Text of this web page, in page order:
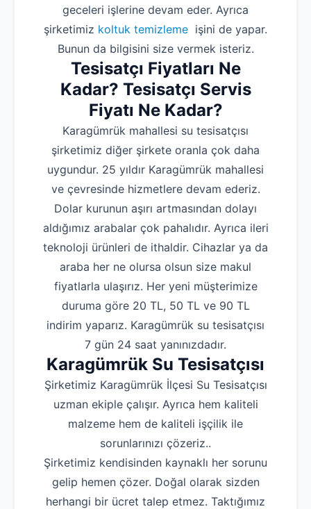
geceleri işlerine devam eder. Ayrıca
şirketimiz koltuk temizleme işini de yapar.
Bunun da bilgisini size vermek isteriz.
Tesisatçı Fiyatları Ne
Kadar? Tesisatçı Servis
Fiyatı Ne Kadar?
Karagümrük mahallesi su tesisatçısı
şirketimiz diğer şirkete oranla çok daha
uygundur. 25 yıldır Karagümrük mahallesi
ve çevresinde hizmetlere devam ederiz.
Dolar kurunun aşırı artmasından dolayı
aldığımız arabalar çok pahalıdır. Ayrıca ileri
teknoloji ürünleri de ithaldir. Cihazlar ya da
araba her ne olursa olsun size makul
fiyatlarla ulaşırız. Her yeni müşterimize
duruma göre 20 TL, 50 TL ve 90 TL
indirim yaparız. Karagümrük su tesisatçısı
7 gün 24 saat yanınızdadır.
Karagümrük Su Tesisatçısı
Şirketimiz Karagümrük İlçesi Su Tesisatçısı
uzman ekiple çalışır. Ayrıca hem kaliteli
malzeme hem de kaliteli işçilik ile
sorunlarınızı çözeriz..
Şirketimiz kendisinden kaynaklı her sorunu
gelip hemen çözer. Doğal olarak sizden
herhangi bir ücret talep etmez. Taktığımız